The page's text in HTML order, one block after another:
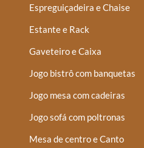
Espreguiçadeira e Chaise
Estante e Rack
Gaveteiro e Caixa
Jogo bistrô com banquetas
Jogo mesa com cadeiras
Jogo sofá com poltronas
Mesa de centro e Canto